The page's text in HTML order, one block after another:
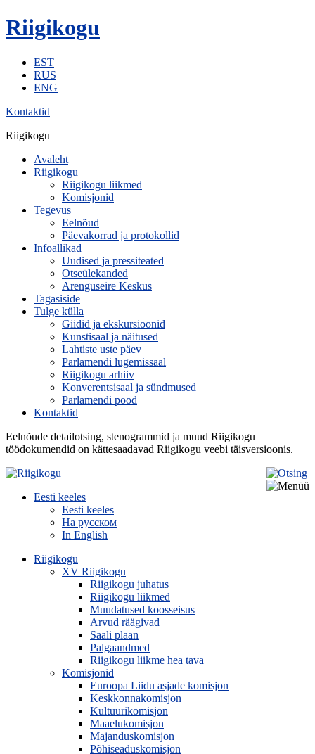
Riigikogu
EST
RUS
ENG
Kontaktid
Riigikogu
Avaleht
Riigikogu
Riigikogu liikmed
Komisjonid
Tegevus
Eelnõud
Päevakorrad ja protokollid
Infoallikad
Uudised ja pressiteated
Otseülekanded
Arenguseire Keskus
Tagasiside
Tulge külla
Giidid ja ekskursioonid
Kunstisaal ja näitused
Lahtiste uste päev
Parlamendi lugemissaal
Riigikogu arhiiv
Konverentsisaal ja sündmused
Parlamendi pood
Kontaktid
Eelnõude detailotsing, stenogrammid ja muud Riigikogu
töödokumendid on kättesaadavad Riigikogu veebi täisversioonis.
Eesti keeles
Eesti keeles
На русском
In English
Riigikogu
XV Riigikogu
Riigikogu juhatus
Riigikogu liikmed
Muudatused koosseisus
Arvud räägivad
Saali plaan
Palgaandmed
Riigikogu liikme hea tava
Komisjonid
Euroopa Liidu asjade komisjon
Keskkonnakomisjon
Kultuurikomisjon
Maaelukomisjon
Majanduskomisjon
Põhiseaduskomisjon